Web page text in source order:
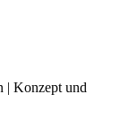
| Konzept und